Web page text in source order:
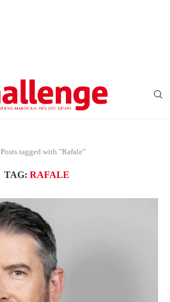
Posts tagged with "Rafale"
TAG: RAFALE